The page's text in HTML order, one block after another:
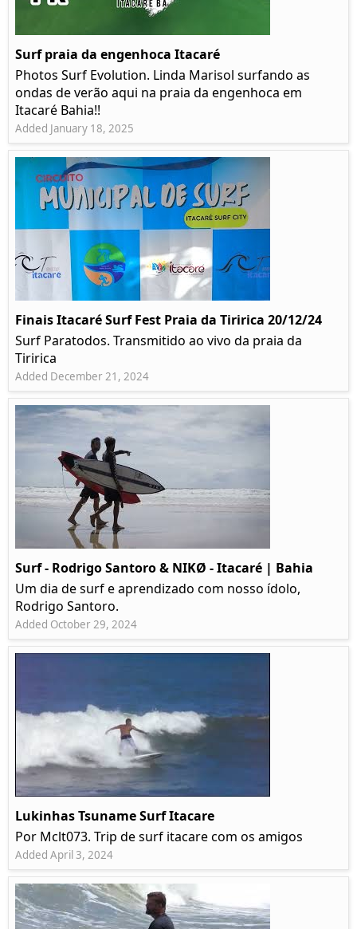
Surf praia da engenhoca Itacaré
Photos Surf Evolution. Linda Marisol surfando as
ondas de verão aqui na praia da engenhoca em
Itacaré Bahia!!
Added January 18, 2025
Finais Itacaré Surf Fest Praia da Tiririca 20/12/24
Surf Paratodos. Transmitido ao vivo da praia da
Tiririca
Added December 21, 2024
Surf - Rodrigo Santoro & NIKØ - Itacaré | Bahia
Um dia de surf e aprendizado com nosso ídolo,
Rodrigo Santoro.
Added October 29, 2024
Lukinhas Tsuname Surf Itacare
Por Mclt073. Trip de surf itacare com os amigos
Added April 3, 2024